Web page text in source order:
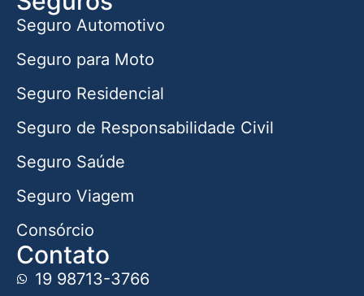
Seguro Automotivo
Seguro para Moto
Seguro Residencial
Seguro de Responsabilidade Civil
Seguro Saúde
Seguro Viagem
Consórcio
Contato
19 98713-3766